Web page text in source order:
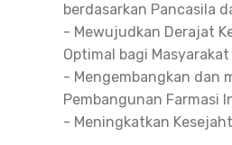
berdasarkan Pancasila
- Mewujudkan Derajat
Optimal bagi
- Mengembangkan dan
Pembangunan Farmasi
- Meningkatkan